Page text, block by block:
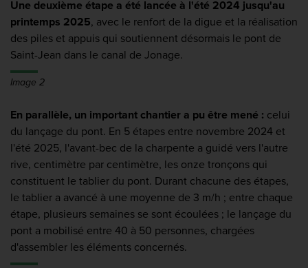
Une deuxième étape a été lancée à l'été 2024 jusqu'au
printemps 2025, avec le renfort de la digue et la réalisation
des piles et appuis qui soutiennent désormais le pont de
Saint-Jean dans le canal de Jonage.
Image 2
En parallèle, un important chantier a pu être mené : celui
du lançage du pont. En 5 étapes entre novembre 2024 et
l'été 2025, l'avant-bec de la charpente a guidé vers l'autre
rive, centimètre par centimètre, les onze tronçons qui
constituent le tablier du pont. Durant chacune des étapes,
le tablier a avancé à une moyenne de 3 m/h ; entre chaque
étape, plusieurs semaines se sont écoulées ; le lançage du
pont a mobilisé entre 40 à 50 personnes, chargées
d'assembler les éléments concernés.